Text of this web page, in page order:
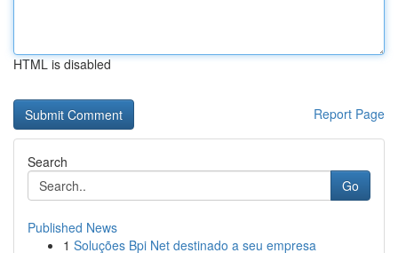
HTML is disabled
Report Page
Search
Go
Published News
1 Soluções Bpi Net destinado a seu empresa